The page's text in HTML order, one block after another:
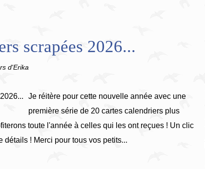
scrapées 2026...
d'Erika
Je réitère pour cette nouvelle année avec une
première série de 20 cartes calendriers plus
toute l'année à celles qui les ont reçues ! Un clic
détails ! Merci pour tous vos petits...